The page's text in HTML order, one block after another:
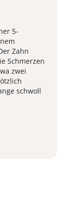
5-
Zahn
Schmerzen
zwei
schwoll